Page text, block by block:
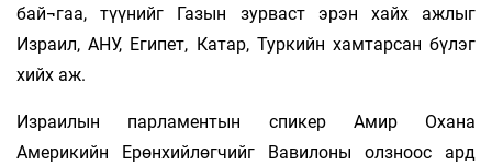
бай¬гаа, түүнийг Газын зурваст эрэн хайх ажлыг
Израил, АНУ, Египет, Катар, Туркийн хамтарсан бүлэг
хийх аж.
Израилын парламентын спикер Амир Охана
Америкийн Ерөнхийлөгчийг Вавилоны олзноос ард